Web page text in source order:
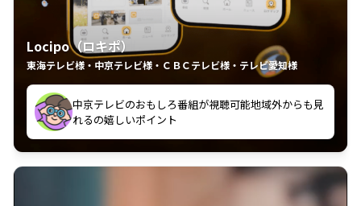
Locipo（ロキポ）
東海テレビ様・中京テレビ様・ＣＢＣテレビ様・テレビ愛知様
中京テレビのおもしろ番組が視聴可能地域外からも見
れるの嬉しいポイント
見逃した番組見れた